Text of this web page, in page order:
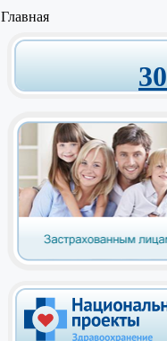
Главная